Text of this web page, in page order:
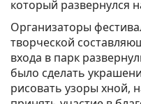
который развернулся
Организаторы
творческой
входа в парк
было сделать
рисовать узоры хной,